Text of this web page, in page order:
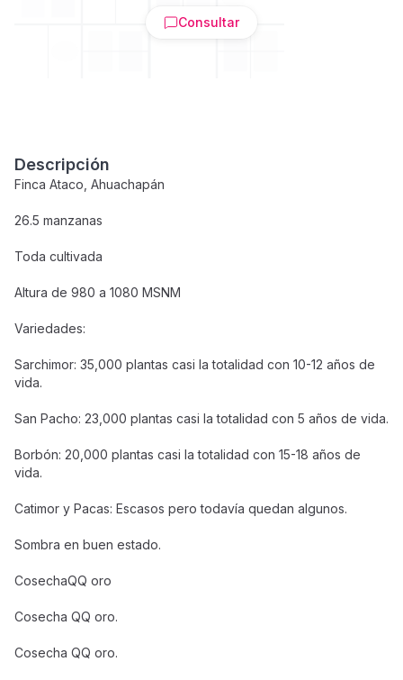
Consultar
Descripción
Finca Ataco, Ahuachapán
26.5 manzanas
Toda cultivada
Altura de 980 a 1080 MSNM
Variedades:
Sarchimor: 35,000 plantas casi la totalidad con 10-12 años de
vida.
San Pacho: 23,000 plantas casi la totalidad con 5 años de vida.
Borbón: 20,000 plantas casi la totalidad con 15-18 años de
vida.
Catimor y Pacas: Escasos pero todavía quedan algunos.
Sombra en buen estado.
CosechaQQ oro
Cosecha QQ oro.
Cosecha QQ oro.